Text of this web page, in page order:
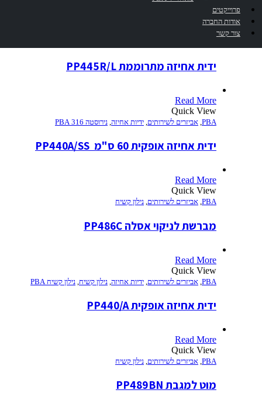
פרוייקטים
אודות החברה
צור קשר
Read More
ידית אחיזה מתרוממת PP445R/L
Read More
Quick View
PBA
, אביזרים לשירותים, ידיות אחיזה, נירוסטה 316 PBA
ידית אחיזה אופקית 60 ס"מ  PP440A/SS
Read More
Quick View
PBA
, אביזרים לשירותים, נילון קשיח
מברשת לניקוי אסלה PP486C
Read More
Quick View
PBA אביזרים לשירותים ידיות אחיזה נילון קשיח נילון קשיח PBA
ידית אחיזה אופקית PP440/A
Read More
Quick View
PBA
, אביזרים לשירותים, נילון קשיח
מוט למגבת PP489BN